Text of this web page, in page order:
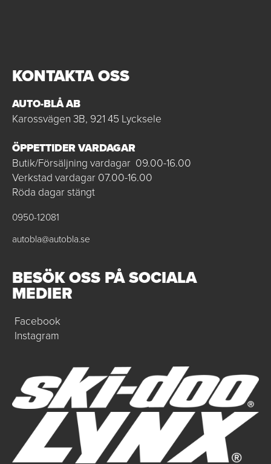
KONTAKTA OSS
AUTO-BLÅ AB
Karossvägen 3B, 921 45 Lycksele
ÖPPETTIDER VARDAGAR
Butik/Försäljning vardagar 09.00-16.00
Verkstad vardagar 07.00-16.00
Röda dagar stängt
0950-12081
autobla@autobla.se
BESÖK OSS PÅ SOCIALA
MEDIER
Facebook
Instagram